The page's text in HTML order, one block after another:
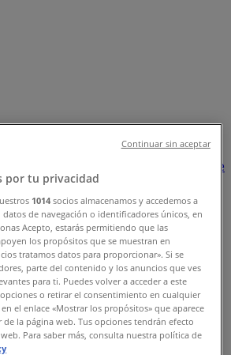
Giyim, Ayakkabı ve
ve Beyaz EşyaKozmetik ve
Araba ve MotorsikletBankalar
Tiendeo»
por tu privacidad
1014 socios almacenamos y accedemos a
de navegación o identificadores únicos, en
Acepto, estarás permitiendo que las
los propósitos que se muestran en
tratamos datos para proporcionar». Si se
parte del contenido y los anuncios que ves
para ti. Puedes volver a acceder a este
o retirar el consentimiento en cualquier
el enlace «Mostrar los propósitos» que aparece
la página web. Tus opciones tendrán efecto
Para saber más, consulta nuestra política de
Continuar sin aceptar